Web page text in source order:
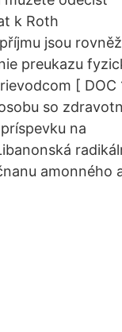
k Roth
jsou rovněž
preukazu
[ DOC
so
na
amonného